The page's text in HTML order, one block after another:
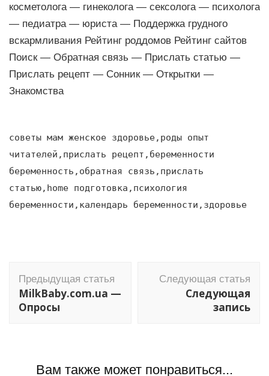
косметолога — гинеколога — сексолога — психолога
— педиатра — юриста — Поддержка грудного
вскармливания Рейтинг роддомов Рейтинг сайтов
Поиск — Обратная связь — Прислать статью —
Прислать рецепт — Сонник — Открытки —
Знакомства
советы мам женское здоровье,роды опыт
читателей,прислать рецепт,беременности
беременность,обратная связь,прислать
статью,home подготовка,психология
беременности,календарь беременности,здоровье
по
записям
Предыдущая статья
MilkBaby.com.ua —
Опросы
Следующая статья
Следующая
запись
Вам также может понравиться...